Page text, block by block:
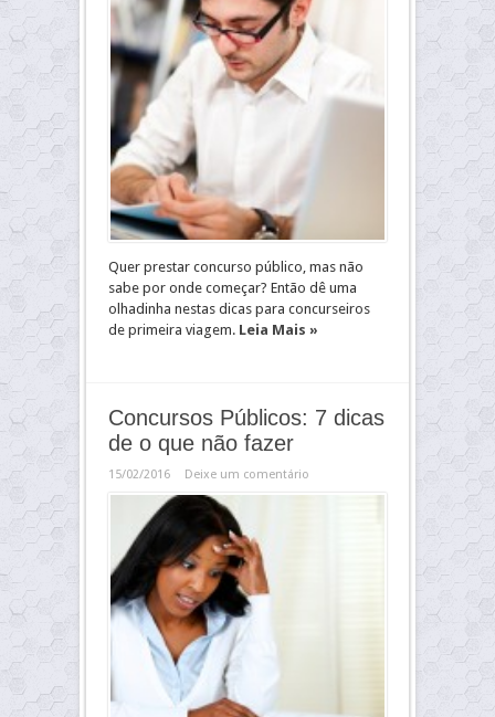
Quer prestar concurso público, mas não
sabe por onde começar? Então dê uma
olhadinha nestas dicas para concurseiros
de primeira viagem. Leia Mais »
Concursos Públicos: 7 dicas
de o que não fazer
15/02/2016 Deixe um comentário